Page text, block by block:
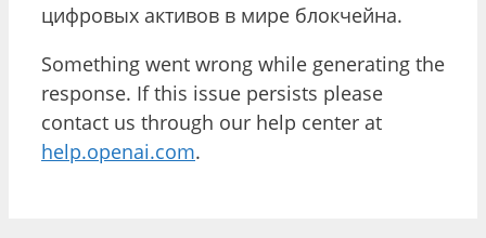
цифровых активов в мире блокчейна.
Something went wrong while generating the
response. If this issue persists please
contact us through our help center at
help.openai.com.